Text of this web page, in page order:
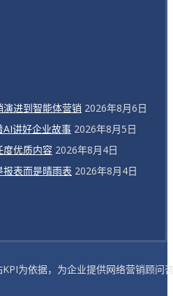
进到智能体营销 2026年8月6日
讲好企业故事 2026年8月5日
度优质内容 2026年8月4日
表而是晴雨表 2026年8月4日
为依据，为企业提供网络营销顾问